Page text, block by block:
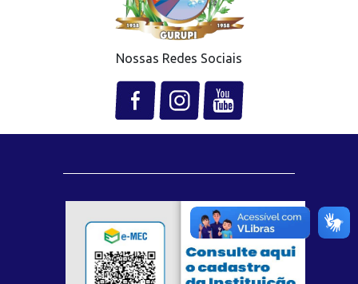
Nossas Redes Sociais